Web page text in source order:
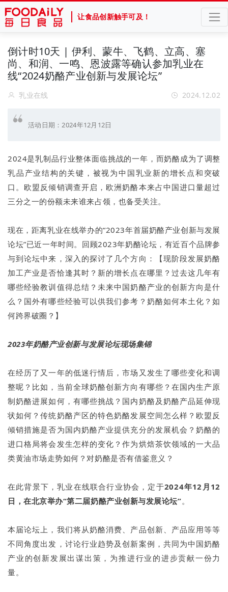
让食品创新触手可及！
倒计时10天 | 伊利、蒙牛、飞鹤、立高、塞
尚、和润、一鸣、恩波露等确认参加乳业在
线“2024奶酪产业创新与发展论坛”
乳业在线 2024.12.02
活动日期：2024年12月12日
2024是乳制品行业整体面临挑战的一年，而奶酪成为了调整
乳品产业结构的关键，被视为中国乳业新的增长点和突破
口。欧盟反倾销调查开启，欧洲奶酪本来占中国进口量超过
三分之一的份额未来谁来占领，也备受关注。
现在，距离乳业在线举办的“2023年首届奶酪产业创新与发展
论坛”已近一年时间。回顾2023年奶酪论坛，有近百个品牌参
与到论坛中来，深入的探讨了几个方向：【现阶段发展奶酪
加工产业是否恰逢其时？新的增长点在哪里？过去这几年有
哪些经验教训值得总结？未来中国奶酪产业的创新方向是什
么？国外有哪些经验可以供我们参考？奶酪如何本土化？如
何跨界破圈？】
2023年奶酪产业创新与发展论坛现场集锦
在经历了又一年的低迷行情后，市场又发生了哪些变化和调
整呢？比如，当前全球奶酪创新方向有哪些？在国内生产原
制奶酪进展如何，有哪些挑战？国内奶酪及奶酪产品延伸现
状如何？传统奶酪产区的特色奶酪发展空间怎么样？欧盟反
倾销措施是否为国内奶酪产业提供充分的发展机会？奶酪的
进口格局将会发生怎样的变化？作为烘焙茶饮领域的一大品
类黄油市场走势如何？对奶酪是否有借鉴意义？
在此背景下，乳业在线联合行业协会，定于2024年12月12
日，在北京举办“第二届奶酪产业创新与发展论坛”。
本届论坛上，我们将从奶酪消费、产品创新、产品应用等等
不同角度出发，讨论行业趋势及创新案例，共同为中国奶酪
产业的创新发展出谋出策，为推进行业的进步贡献一份力
量。